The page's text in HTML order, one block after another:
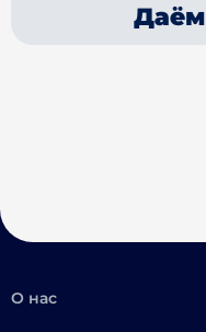
Даём
О нас